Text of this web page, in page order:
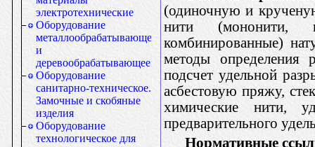
электротехнические
Оборудование
металлообрабатывающее
и
деревообрабатывающее
Оборудование
санитарно-техническое.
Замочные и скобяные
изделия
Оборудование
технологическое для
(одиночную и
нити (мононити,
комбинированные)
методы определения
подсчет удельной
асбестовую пряжу,
химические нити,
предварительного
Нормативные